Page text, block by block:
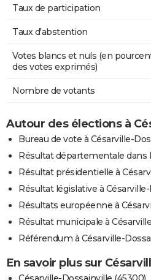
Taux de participation
Taux d'abstention
Votes blancs et nuls (en
des votes exprimés)
Nombre de votants
Autour des élections à
Bureau de vote à Césarville-
Résultat départementale dans
Résultat présidentielle à
Résultat législative à
Résultats européenne à
Résultat municipale à
Référendum à Césarville-
En savoir plus sur